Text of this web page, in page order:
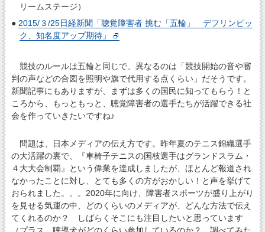
リームステージ）
● 2015/３/25日経新聞「聴覚障害者 挑む「五輪」 デフリンピッ
ク、知名度アップ期待」
競技のルールは五輪と同じで、異なるのは「競技開始の音や審
判の声などの合図を照明や旗で代用する点くらい」だそうです。
新聞記事にもありますが、まずは多くの国民に知ってもらう！と
ころから、もっともっと、聴覚障害者の選手たちが活躍できる社
会を作っていきたいですね♪
問題は、日本メディアの伝え方です。昨年夏のテニス錦織選手
の大活躍の裏で、『車椅子テニスの国枝選手はグランドスラム・
４大大会制覇』という偉業を達成しましたが、ほとんど報道され
なかったことに対し、とても多くの方がおかしい！と声を挙げて
おられました。。。2020年に向け、障害者スポーツが盛り上がり
を見せる気運の中、どのくらいのメディアが、どんな方法で伝え
てくれるのか？ しばらくそこにも注目したいと思っています
（プラス、聴導犬がどのくらい参加しているのか？ 調べてみた